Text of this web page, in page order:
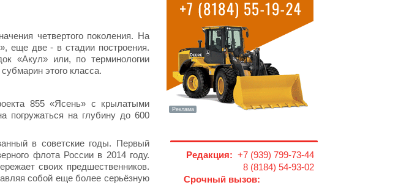
четвертого поколения. На
еще две - в стадии построения.
«Акул» или, по терминологии
этого класса.
855 «Ясень» с крылатыми
погружаться на глубину до 600
в советские годы. Первый
флота России в 2014 году.
своих предшественников.
собой еще более серьёзную
Редакция: +7 (939) 799-73-44
8 (8184) 54-93-02
Срочный вызов: